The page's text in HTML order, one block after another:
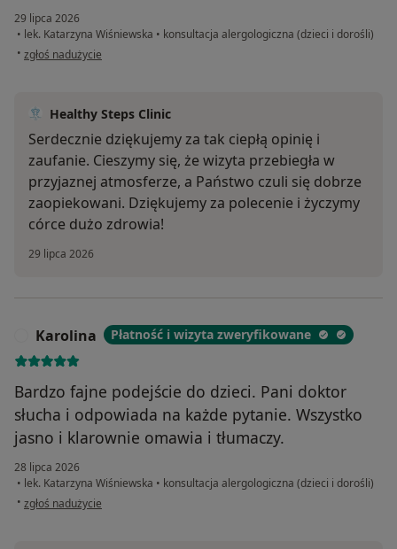
29 lipca 2026
• lek. Katarzyna Wiśniewska • konsultacja alergologiczna (dzieci i dorośli)
• w opinii użytkownika Monika
zgłoś nadużycie
Healthy Steps Clinic
Serdecznie dziękujemy za tak ciepłą opinię i
zaufanie. Cieszymy się, że wizyta przebiegła w
przyjaznej atmosferze, a Państwo czuli się dobrze
zaopiekowani. Dziękujemy za polecenie i życzymy
córce dużo zdrowia!
29 lipca 2026
Karolina Płatność i wizyta zweryfikowane
Bardzo fajne podejście do dzieci. Pani doktor
słucha i odpowiada na każde pytanie. Wszystko
jasno i klarownie omawia i tłumaczy.
28 lipca 2026
• lek. Katarzyna Wiśniewska • konsultacja alergologiczna (dzieci i dorośli)
• w opinii użytkownika Karolina
zgłoś nadużycie